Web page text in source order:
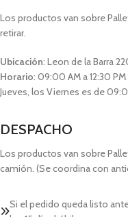
Los productos van sobre
retirar.
Ubicación: Leon de la Barra
Horario: 09:00 AM a 12:30
Jueves, los Viernes es de
DESPACHO
Los productos van sobre
camión. (Se coordina con
Si el pedido queda listo